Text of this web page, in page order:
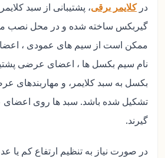
درکلایمر برقی، پشتیبانی از سبد
گیربکس ساخته شده و در محل نصب
ممکن است از سیم های عمودی ،
نام سیم بکسل ها ، اعضای عرضی
بکسل به سبد کلایمر، و
تشکیل شده باشد. سبد ها روی
گیرند.
در صورت نیاز به تنظیم ارتفاع کم یا